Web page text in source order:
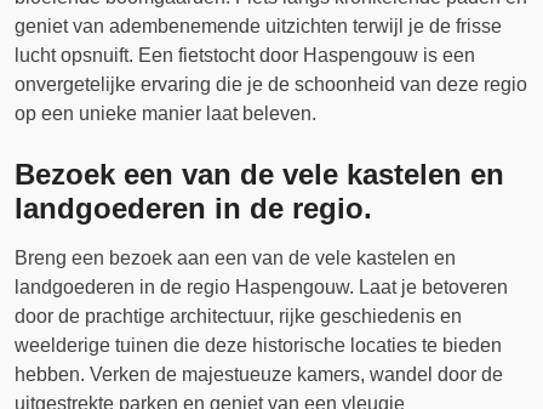
geniet van adembenemende uitzichten terwijl je de frisse
lucht opsnuift. Een fietstocht door Haspengouw is een
onvergetelijke ervaring die je de schoonheid van deze regio
op een unieke manier laat beleven.
Bezoek een van de vele kastelen en
landgoederen in de regio.
Breng een bezoek aan een van de vele kastelen en
landgoederen in de regio Haspengouw. Laat je betoveren
door de prachtige architectuur, rijke geschiedenis en
weelderige tuinen die deze historische locaties te bieden
hebben. Verken de majestueuze kamers, wandel door de
uitgestrekte parken en geniet van een vleugje